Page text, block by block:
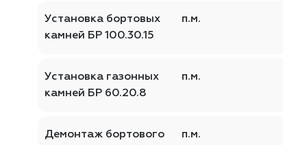
Установка бортовых
камней БР 100.30.15
п.м.
Установка газонных
камней БР 60.20.8
п.м.
Демонтаж бортового
п.м.